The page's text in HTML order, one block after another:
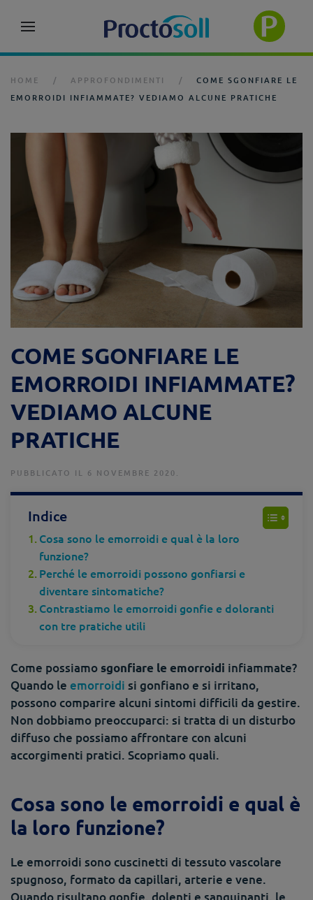
HOME APPROFONDIMENTI
COME SGONFIARE LE
EMORROIDI INFIAMMATE? VEDIAMO ALCUNE PRATICHE
COME SGONFIARE LE
EMORROIDI INFIAMMATE?
VEDIAMO ALCUNE
PRATICHE
PUBBLICATO IL 6 NOVEMBRE 2020.
Indice
Cosa sono le emorroidi e qual è la loro
funzione?
Perché le emorroidi possono gonfiarsi e
diventare sintomatiche?
Contrastiamo le emorroidi gonfie e doloranti
con tre pratiche utili
Come possiamo sgonfiare le emorroidi infiammate?
Quando le emorroidi si gonfiano e si irritano,
possono comparire alcuni sintomi difficili da gestire.
Non dobbiamo preoccuparci: si tratta di un disturbo
diffuso che possiamo affrontare con alcuni
accorgimenti pratici. Scopriamo quali.
Cosa sono le emorroidi e qual è
la loro funzione?
Le emorroidi sono cuscinetti di tessuto vascolare
spugnoso, formato da capillari, arterie e vene.
Quando risultano gonfie, dolenti e sanguinanti, le